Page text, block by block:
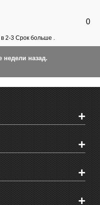
0
2-3 Срок больше .
недели назад.
+
+
+
+